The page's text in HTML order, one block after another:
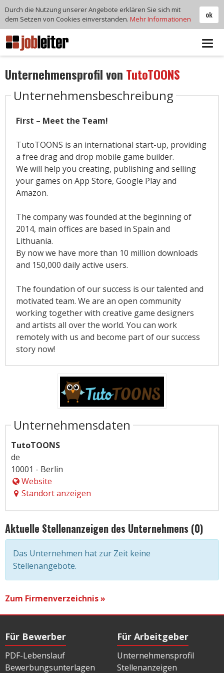
Unternehmensprofil von TutoTOONS
Unternehmensbeschreibung
First – Meet the Team!
TutoTOONS is an international start-up, providing
a free drag and drop mobile game builder.
We will help you creating, publishing and selling
your games on App Store, Google Play and
Amazon.
The company was founded at the beginning of
2014, main offices are based in Spain and
Lithuania.
By now we have more than 10 million downloads
and 150,000 daily active users.
The foundation of our success is our talented and
motivated team. We are an open community
working together with creative game designers
and artists all over the world. You can work
remotely with us and become part of our success
story now!
Unternehmensdaten
TutoTOONS
de
10001 - Berlin
Website
Standort anzeigen
Aktuelle Stellenanzeigen des Unternehmens (0)
Das Unternehmen hat zur Zeit keine
Stellenangebote.
Zum Firmenverzeichnis »
Für Bewerber
PDF-Lebenslauf
Bewerbungsunterlagen
Für Arbeitgeber
Unternehmensprofil
Stellenanzeigen
ok
Durch die Nutzung unserer Angebote erklären Sie sich mit
dem Setzen von Cookies einverstanden. Mehr Informationen